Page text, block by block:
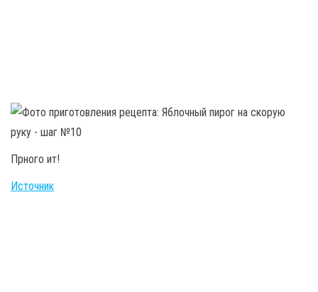
Прного ит!
Источник